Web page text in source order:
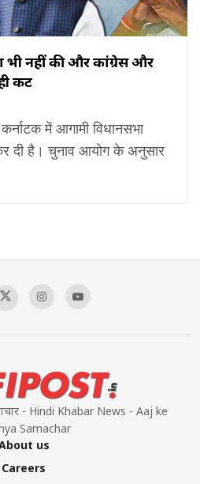
नहीं की और कांग्रेस और
कट
में आगामी विधानसभा
दी है। चुनाव आयोग के अनुसार
- Hindi Khabar News - Aaj ke
Samachar
us
Careers